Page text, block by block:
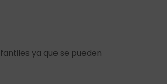
ya que se pueden